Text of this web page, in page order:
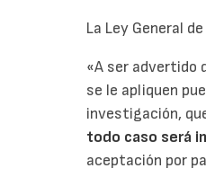
La Ley General
«A ser advertido
se le apliquen
investigación,
todo caso será
aceptación por